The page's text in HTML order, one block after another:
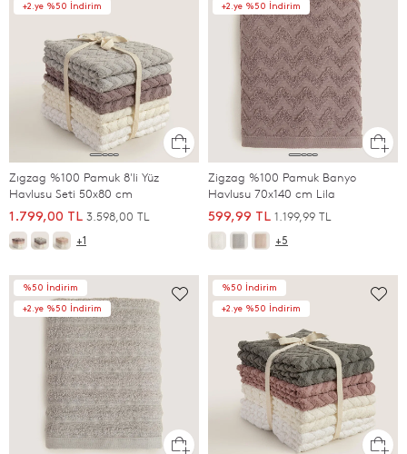
+2.ye %50 İndirim
Zıgzag %100 Pamuk 8'li Yüz
Havlusu Seti 50x80 cm
1.799,00 TL 3.598,00 TL
+1
+2.ye %50 İndirim
Zigzag %100 Pamuk Banyo
Havlusu 70x140 cm Lila
599,99 TL 1.199,99 TL
+5
%50 İndirim
+2.ye %50 İndirim
%50 İndirim
+2.ye %50 İndirim